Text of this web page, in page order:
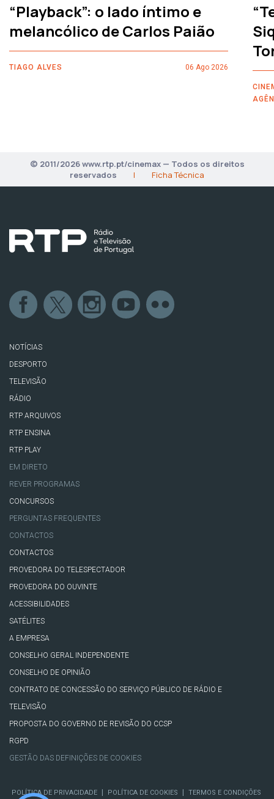
“Playback”: o lado íntimo e
melancólico de Carlos Paião
TIAGO ALVES 06 Ago 2026
© 2011/2026 www.rtp.pt/cinemax — Todos os direitos
reservados
| Ficha Técnica
NOTÍCIAS
DESPORTO
TELEVISÃO
RÁDIO
RTP ARQUIVOS
RTP ENSINA
RTP PLAY
EM DIRETO
REVER PROGRAMAS
CONCURSOS
PERGUNTAS FREQUENTES
CONTACTOS
CONTACTOS
PROVEDORA DO TELESPECTADOR
PROVEDORA DO OUVINTE
ACESSIBILIDADES
SATÉLITES
A EMPRESA
CONSELHO GERAL INDEPENDENTE
CONSELHO DE OPINIÃO
CONTRATO DE CONCESSÃO DO SERVIÇO PÚBLICO DE RÁDIO E
TELEVISÃO
PROPOSTA DO GOVERNO DE REVISÃO DO CCSP
RGPD
GESTÃO DAS DEFINIÇÕES DE COOKIES
POLÍTICA DE PRIVACIDADE | POLÍTICA DE COOKIES | TERMOS E CONDIÇÕES